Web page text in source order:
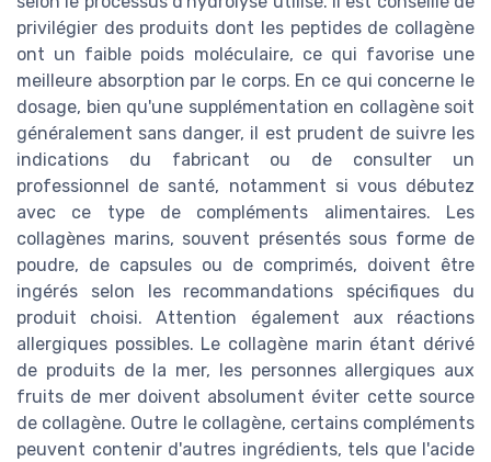
privilégier des produits dont les peptides de collagène
ont un faible poids moléculaire, ce qui favorise une
meilleure absorption par le corps. En ce qui concerne le
dosage, bien qu'une supplémentation en collagène soit
généralement sans danger, il est prudent de suivre les
indications du fabricant ou de consulter un
professionnel de santé, notamment si vous débutez
avec ce type de compléments alimentaires. Les
collagènes marins, souvent présentés sous forme de
poudre, de capsules ou de comprimés, doivent être
ingérés selon les recommandations spécifiques du
produit choisi. Attention également aux réactions
allergiques possibles. Le collagène marin étant dérivé
de produits de la mer, les personnes allergiques aux
fruits de mer doivent absolument éviter cette source
de collagène. Outre le collagène, certains compléments
peuvent contenir d'autres ingrédients, tels que l'acide